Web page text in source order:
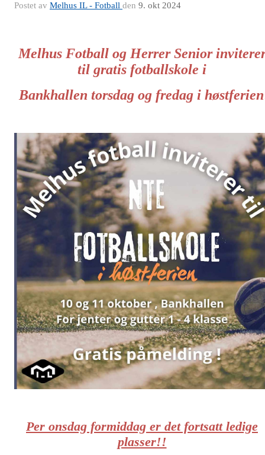
Postet av Melhus IL - Fotball den 9. okt 2024
Melhus Fotball og Herrer Senior
til gratis fotballskole i
Bankhallen torsdag og fredag i
Per onsdag formiddag er det fortsatt ledige
plasser!!